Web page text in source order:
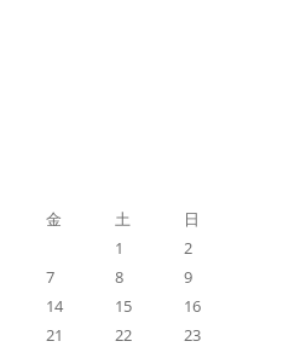
金 土
日
1
2
7 8
9
14 15
16
21 22
23